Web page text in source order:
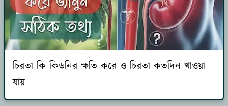
চিরতা কি কিডনির ক্ষতি করে ও চিরতা কতদিন খাওয়া
যায়